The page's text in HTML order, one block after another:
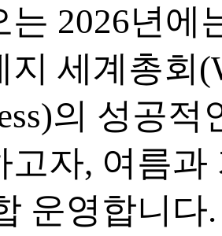
는 2026년에
지 세계총회
의 성공적
고자, 여름과
운영합니다